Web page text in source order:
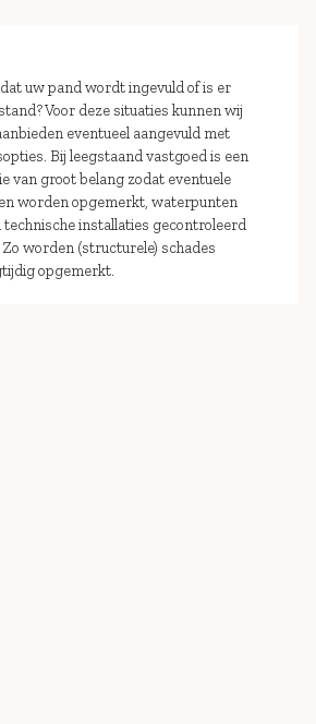
uw pand wordt ingevuld of is er
Voor deze situaties kunnen wij
eventueel aangevuld met
Bij leegstaand vastgoed is een
van groot belang zodat eventuele
worden opgemerkt, waterpunten
installaties gecontroleerd
worden (structurele) schades
opgemerkt.